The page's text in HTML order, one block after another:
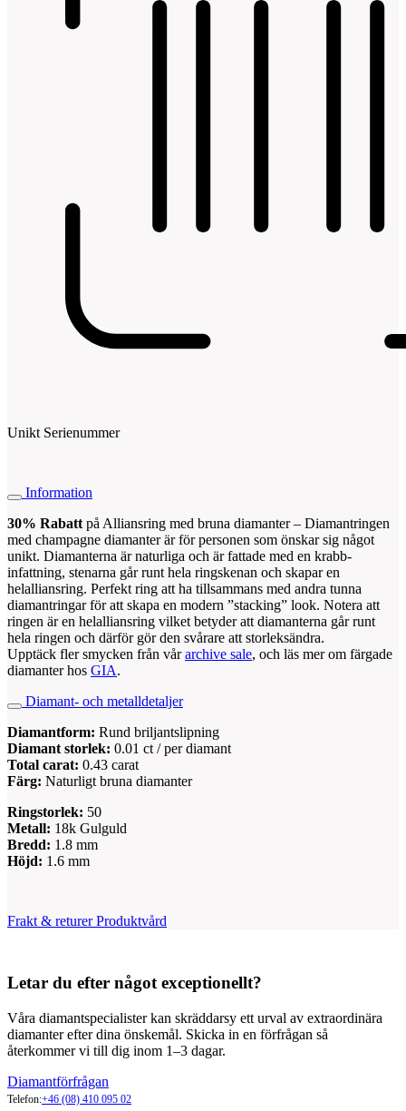
Unikt Serienummer
Information
30% Rabatt på Alliansring med bruna diamanter – Diamantringen
med champagne diamanter är för personen som önskar sig något
unikt. Diamanterna är naturliga och är fattade med en krabb-
infattning, stenarna går runt hela ringskenan och skapar en
helalliansring. Perfekt ring att ha tillsammans med andra tunna
diamantringar för att skapa en modern ”stacking” look. Notera att
ringen är en helalliansring vilket betyder att diamanterna går runt
hela ringen och därför gör den svårare att storleksändra.
Upptäck fler smycken från vårarchive sale, och läs mer om färgade
diamanter hos GIA.
Diamant- och metalldetaljer
Diamantform: Rund briljantslipning
Diamant storlek: 0.01 ct / per diamant
Total carat: 0.43 carat
Färg: Naturligt bruna diamanter
Ringstorlek: 50
Metall: 18k Gulguld
Bredd: 1.8 mm
Höjd: 1.6 mm
Frakt & returer Produktvård
Letar du efter något exceptionellt?
Våra diamantspecialister kan skräddarsy ett urval av extraordinära
diamanter efter dina önskemål. Skicka in en förfrågan så
återkommer vi till dig inom 1–3 dagar.
Diamantförfrågan
Telefon:+46 (08) 410 095 02